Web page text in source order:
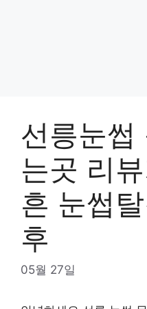
선릉눈썹
는곳 리
흔 눈썹
후
05월 27일